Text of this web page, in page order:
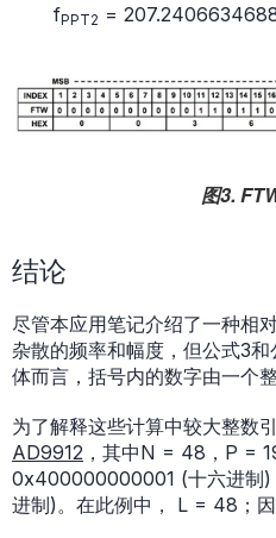
fPPT2 =
图3.
结论
尽管本应用笔记介绍了一种相
杂散的频率和幅度，但公式3
体而言，括号内的数字由一个
为了解释这些计算中较大整数
AD9912 ，其中N = 48，P =
0x400000000001 (十六进制
进制)。在此例中， L = 48；